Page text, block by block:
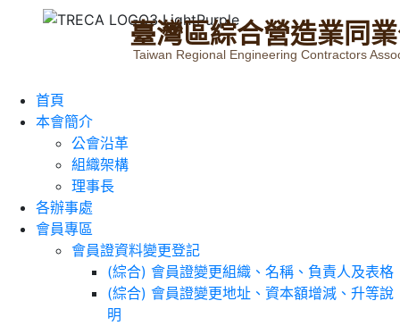
臺灣區綜合營造業同業
Taiwan Regional Engineering Contractors
首頁
本會簡介
公會沿革
組織架構
理事長
各辦事處
會員專區
會員證資料變更登記
(綜合) 會員證變更組織、名稱、負責人及表格
(綜合) 會員證變更地址、資本額增減、升等說
明